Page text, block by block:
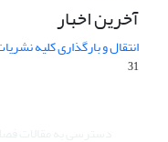
آخرین اخبار
انتقال و بارگذاری کلیه
31